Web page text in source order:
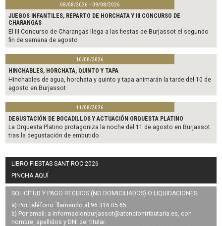
08/08/2026 - 09/08/2026
JUEGOS INFANTILES, REPARTO DE HORCHATA Y III CONCURSO DE
CHARANGAS
El III Concurso de Charangas llega a las fiestas de Burjassot el segundo
fin de semana de agosto
10/08/2026
HINCHABLES, HORCHATA, QUINTO Y TAPA
Hinchables de agua, horchata y quinto y tapa animarán la tarde del 10 de
agosto en Burjassot
11/08/2026
DEGUSTACIÓN DE BOCADILLOS Y ACTUACIÓN ORQUESTA PLATINO
La Orquesta Platino protagoniza la noche del 11 de agosto en Burjassot
tras la degustación de embutido
LIBRO FIESTAS SANT ROC 2026
PINCHA AQUÍ
SOLICITUD Y PAGO RECIBOS (NO DOMICILIADOS) O LIQUIDACIONES
a) Por teléfono: llamando al 96 316 05 65.
b) Por email: a informacionburjassot@atenciontributaria.es, con
nombre, apellidos y DNI del titular.